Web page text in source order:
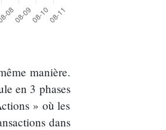
manière.
en 3 phases
» où les
dans